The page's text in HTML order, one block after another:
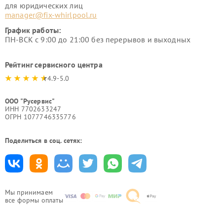
Мы принимаем
все формы оплаты
для юридических лиц
manager@fix-whirlpool.ru
График работы:
ПН-ВСК с 9:00 до 21:00 без перерывов и выходных
Рейтинг сервисного центра
4.9-5.0
ООО "Русервис"
ИНН 7702633247
ОГРН 1077746335776
Поделиться в соц. сетях: